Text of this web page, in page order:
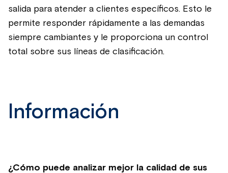
salida para atender a clientes específicos. Esto le
permite responder rápidamente a las demandas
siempre cambiantes y le proporciona un control
total sobre sus líneas de clasificación.
Información
¿Cómo puede analizar mejor la calidad de sus